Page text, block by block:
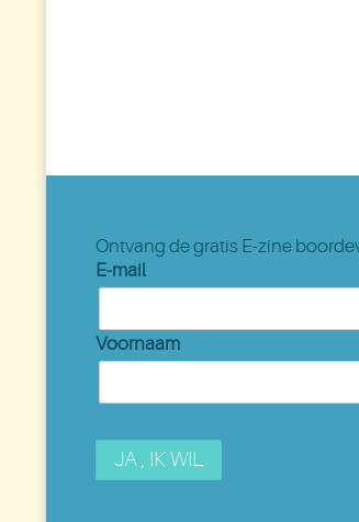
Ontvang de gratis E-zine
E-mail
Voornaam